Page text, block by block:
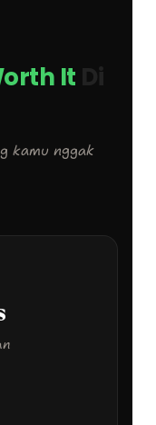
It
kamu nggak